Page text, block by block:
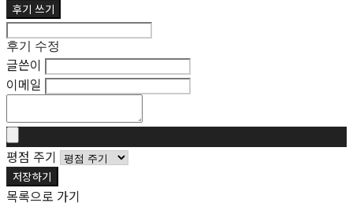
후기 쓰기
후기 수정
글쓴이
이메일
평점 주기
저장하기
목록으로 가기